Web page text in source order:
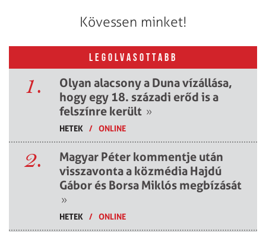
Kövessen minket!
LEGOLVASOTTABB
1.
Olyan alacsony a Duna vízállása,
hogy egy 18. századi erőd is a
felszínre került »
HETEK / ONLINE
2.
Magyar Péter kommentje után
visszavonta a közmédia Hajdú
Gábor és Borsa Miklós megbízását
»
HETEK / ONLINE